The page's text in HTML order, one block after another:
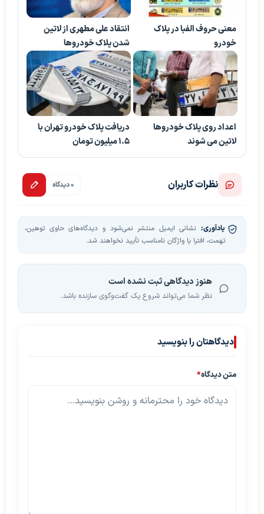
معنی حروف الفبا در پلاک
خودرو
انتقاد علی مطهری از لاتین
شدن پلاک خودروها
اعداد روی پلاک خودروها
لاتین می شوند
دریافت پلاک خودرو تهران با
1.5 میلیون تومان
نظرات کاربران 0 دیدگاه
یادآوری: نشانی ایمیل منتشر نمی‌شود و دیدگاه‌های حاوی توهین،
تهمت، افترا یا واژگان نامناسب تأیید نخواهند شد.
هنوز دیدگاهی ثبت نشده است
نظر شما می‌تواند شروع یک گفت‌وگوی سازنده باشد.
دیدگاهتان را بنویسید
متن دیدگاه*